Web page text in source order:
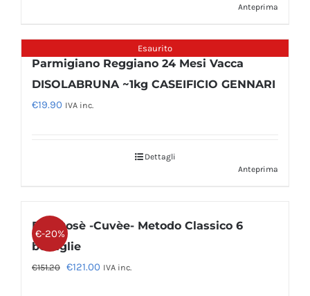
Anteprima
Esaurito
Parmigiano Reggiano 24 Mesi Vacca
DISOLABRUNA ~1kg CASEIFICIO GENNARI
€19.90 IVA inc.
Dettagli
Anteprima
€-20%
Pas Dosè -Cuvèe- Metodo Classico 6
bottiglie
€151.20 Il
€121.00 IlIVA inc.